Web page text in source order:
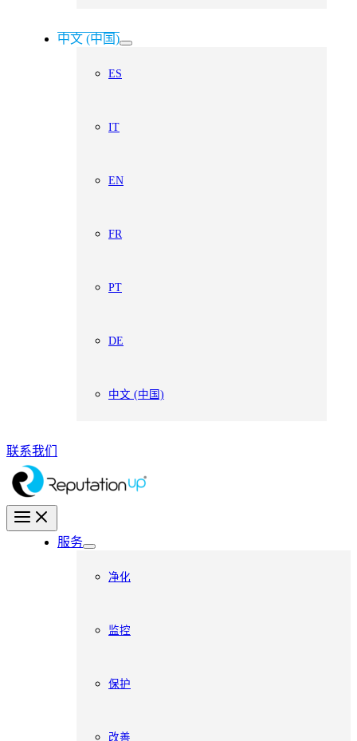
中文 (中国)
ES
IT
EN
FR
PT
DE
中文 (中国)
联系我们
服务
净化
监控
保护
改善